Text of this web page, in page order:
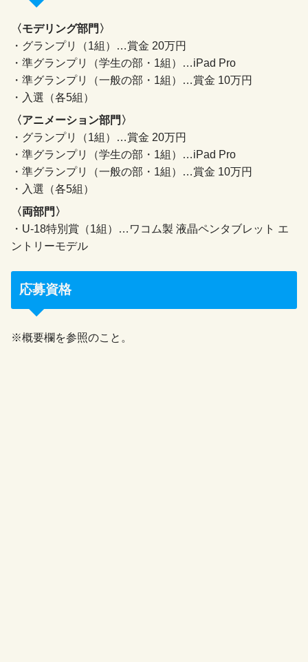
〈モデリング部門〉
・グランプリ（1組）…賞金 20万円
・準グランプリ（学生の部・1組）…iPad Pro
・準グランプリ（一般の部・1組）…賞金 10万円
・入選（各5組）
〈アニメーション部門〉
・グランプリ（1組）…賞金 20万円
・準グランプリ（学生の部・1組）…iPad Pro
・準グランプリ（一般の部・1組）…賞金 10万円
・入選（各5組）
〈両部門〉
・U-18特別賞（1組）…ワコム製 液晶ペンタブレット エ
ントリーモデル
応募資格
※概要欄を参照のこと。